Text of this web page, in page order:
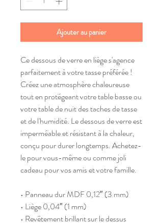
Ajouter au panier
Ce dessous de verre en liège s'agence
parfaitement à votre tasse préférée !
Créez une atmosphère chaleureuse
tout en protégeant votre table basse ou
votre table de nuit des taches de tasse
et de l'humidité. Le dessous de verre est
imperméable et résistant à la chaleur,
conçu pour durer longtemps. Achetez-
le pour vous-même ou comme joli
cadeau pour vos amis et votre famille.
• Panneau dur MDF 0,12″ (3 mm)
• Liège 0,04″ (1 mm)
• Revêtement brillant sur le dessus